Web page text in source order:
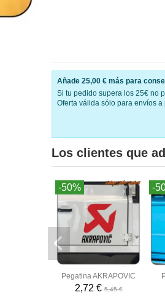
Añade 25,00 € más para
Si tu pedido supera los 25€ no
Oferta válida sólo para envíos a
Los clientes que
-50%
Pegatina AKRAPOVIC
2,72 €5,45 €
-